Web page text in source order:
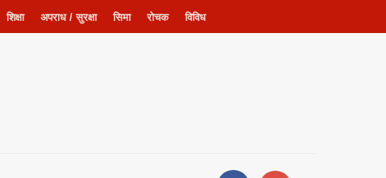
शिक्षा अपराध / सुरक्षा सिमा रोचक विविध